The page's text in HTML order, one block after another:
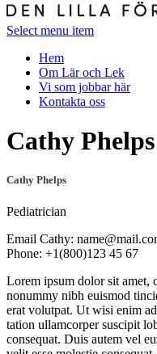
Select menu item
Hem
Om Lär och Lek
Vi som jobbar här
Kontakta oss
Cathy Phelps
Cathy Phelps
Pediatrician
Email Cathy:
Phone: +1(800)123 45 67
Lorem ipsum dolor sit amet,
nonummy nibh euismod
erat volutpat. Ut wisi enim
tation ullamcorper suscipit
consequat. Duis autem vel